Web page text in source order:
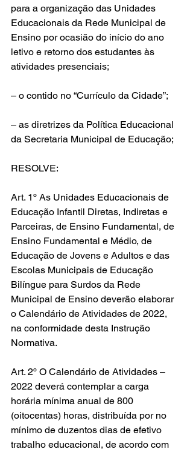
para a organização das Unidades
Educacionais da Rede Municipal de
Ensino por ocasião do início do ano
letivo e retorno dos estudantes às
atividades presenciais;
– o contido no “Currículo da Cidade”;
– as diretrizes da Política Educacional
da Secretaria Municipal de Educação;
RESOLVE:
Art. 1º As Unidades Educacionais de
Educação Infantil Diretas, Indiretas e
Parceiras, de Ensino Fundamental, de
Ensino Fundamental e Médio, de
Educação de Jovens e Adultos e das
Escolas Municipais de Educação
Bilíngue para Surdos da Rede
Municipal de Ensino deverão elaborar
o Calendário de Atividades de 2022,
na conformidade desta Instrução
Normativa.
Art. 2º O Calendário de Atividades –
2022 deverá contemplar a carga
horária mínima anual de 800
(oitocentas) horas, distribuída por no
mínimo de duzentos dias de efetivo
trabalho educacional, de acordo com